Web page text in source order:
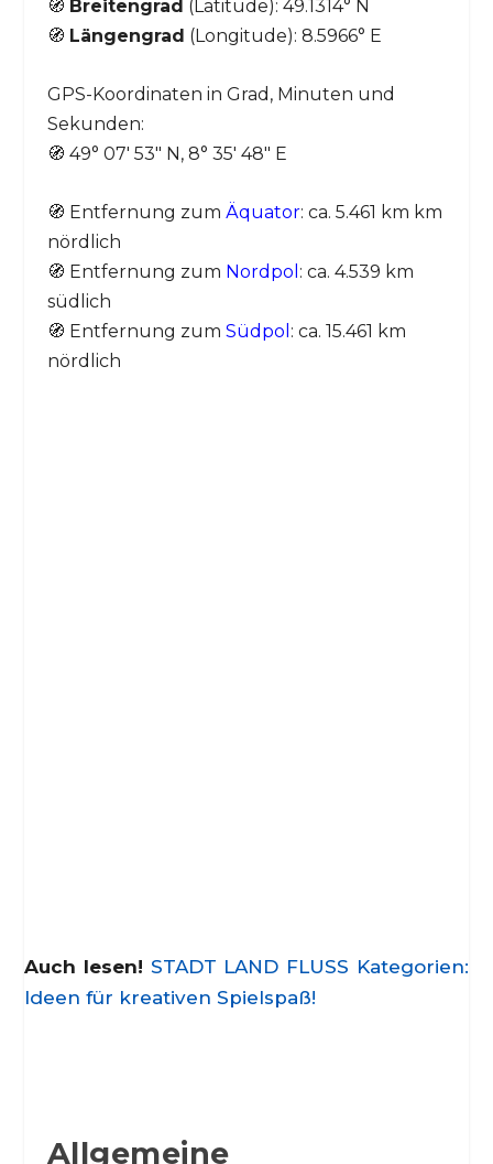
🧭 Breitengrad (Latitude): 49.1314° N
🧭 Längengrad (Longitude): 8.5966° E
GPS-Koordinaten in Grad, Minuten und
Sekunden:
🧭 49° 07′ 53″ N, 8° 35′ 48″ E
🧭 Entfernung zum Äquator: ca. 5.461 km km
nördlich
🧭 Entfernung zum Nordpol : ca. 4.539 km
südlich
🧭 Entfernung zum Südpol : ca. 15.461 km
nördlich
Auch lesen! STADT LAND FLUSS Kategorien:
Ideen für kreativen Spielspaß!
Allgemeine